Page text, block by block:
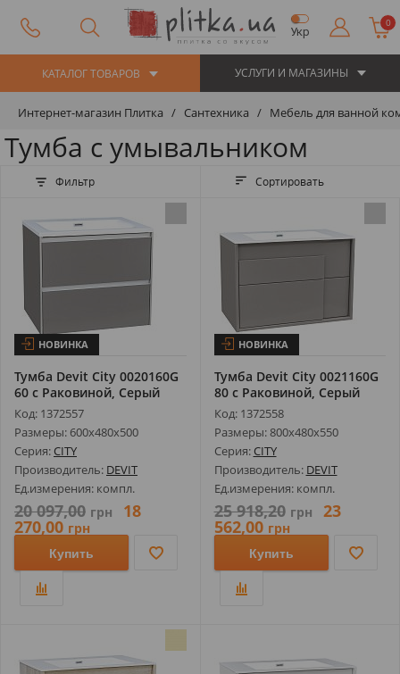
Укр
0
КАТАЛОГ ТОВАРОВ УСЛУГИ И МАГАЗИНЫ
Интернет-магазин Плитка Сантехника Мебель для ванной
Тумба с умывальником
Фильтр Сортировать
НОВИНКА
Тумба Devit City 0020160G
60 с Раковиной, Серый
Цвет...
Код: 1372557
Размеры: 600х480х500
Серия: CITY
Производитель: DEVIT
Ед.измерения: компл.
20 097,00 грн 18
270,00 грн
Купить
НОВИНКА
Тумба Devit City 0021160G
80 с Раковиной, Серый
Цвет...
Код: 1372558
Размеры: 800х480х550
Серия: CITY
Производитель: DEVIT
Ед.измерения: компл.
25 918,20 грн 23
562,00 грн
Купить